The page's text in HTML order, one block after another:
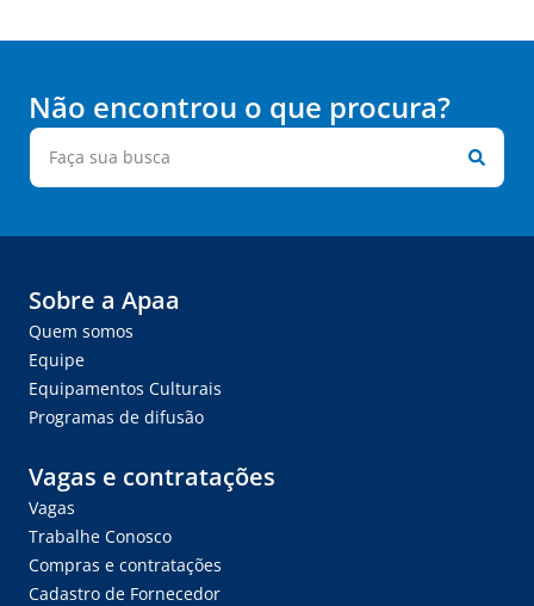
Não encontrou o que procura?
Sobre a Apaa
Quem somos
Equipe
Equipamentos Culturais
Programas de difusão
Vagas e contratações
Vagas
Trabalhe Conosco
Compras e contratações
Cadastro de Fornecedor